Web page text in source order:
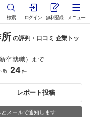
検索 ログイン 無料登録 メニュー
の評判・口コミ 企業トッ
卒就職）まで
数 24件
レポート投稿
メールで通知します